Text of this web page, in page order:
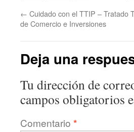
← Cuidado con el TTIP – Tratado
de Comercio e Inversiones
Deja una
Tu dirección de
campos obligatorios
Comentario *